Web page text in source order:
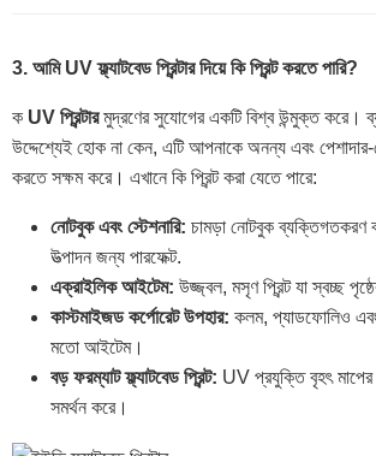
3. আমি UV ফ্ল্যাটবেড প্রিন্টার দিয়ে কি প্রিন্ট করতে পারি?
ক UV প্রিন্টারমুদ্রণের সুযোগের একটি বিশ্ব উন্মুক্ত করে।
উদ্দেশ্যেই হোক না কেন, এটি আপনাকে অনন্য এবং পেশাদার-
করতে সক্ষম করে। এখানে কি প্রিন্ট করা যেতে পারে:
নোটবুক এবং স্টেশনারি: চামড়া নোটবুক ব্যক্তিগতকরণ
উত্পাদন জন্য পারফেক্ট.
এক্রাইলিক আইটেম: উজ্জ্বল, মসৃণ প্রিন্ট যা স্বচ্ছ
কাস্টমাইজড কর্পোরেট উপহার: কলম, প্যাডফোলিও
মতো আইটেম।
বড় ফরম্যাট ফ্ল্যাটবেড প্রিন্ট: UV প্রযুক্তি বৃহৎ
সমর্থন করে।